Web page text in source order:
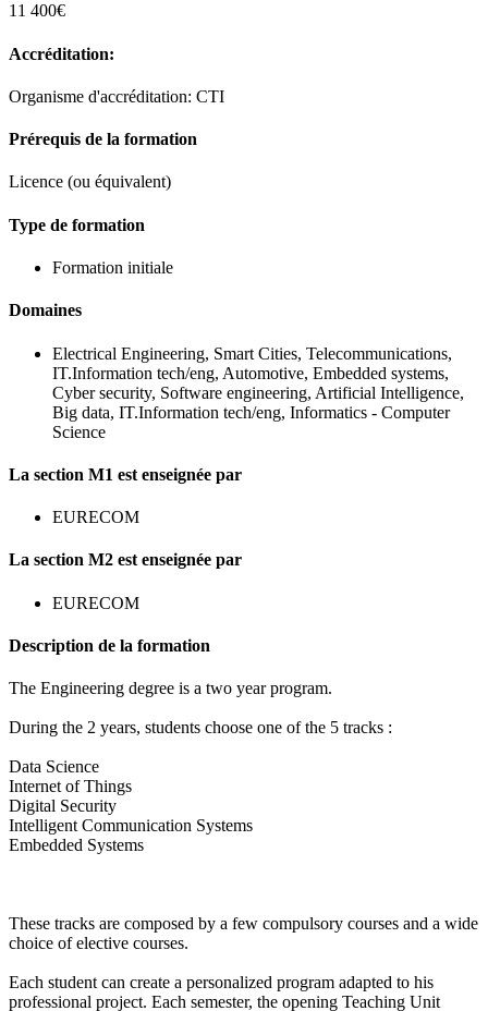
11 400€
Accréditation:
Organisme d'accréditation: CTI
Prérequis de la formation
Licence (ou équivalent)
Type de formation
Formation initiale
Domaines
Electrical Engineering, Smart Cities, Telecommunications,
IT.Information tech/eng, Automotive, Embedded systems,
Cyber security, Software engineering, Artificial Intelligence,
Big data, IT.Information tech/eng, Informatics - Computer
Science
La section M1 est enseignée par
EURECOM
La section M2 est enseignée par
EURECOM
Description de la formation
The Engineering degree is a two year program.
During the 2 years, students choose one of the 5 tracks :
Data Science
Internet of Things
Digital Security
Intelligent Communication Systems
Embedded Systems
These tracks are composed by a few compulsory courses and a wide
choice of elective courses.
Each student can create a personalized program adapted to his
professional project. Each semester, the opening Teaching Unit